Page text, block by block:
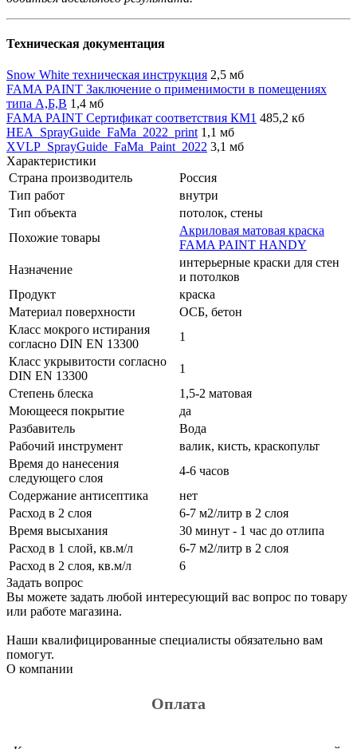
Техническая документация
Snow White техническая инструкция 2,5 мб
FAMA PAINT Заключение о применимости в помещениях
типа А,Б,В 1,4 мб
FAMA PAINT Сертификат соответствия КМ1 485,2 кб
HEA_SprayGuide_FaMa_2022_print 1,1 мб
XVLP_SprayGuide_FaMa_Paint_2022 3,1 мб
Характеристики
Страна производитель
Россия
Тип работ
внутри
Тип объекта
потолок, стены
Похожие товары
Акриловая матовая краска
FAMA PAINT HANDY
Назначение
интерьерные краски для стен
и потолков
Продукт
краска
Материал поверхности
ОСБ, бетон
Класс мокрого истирания
согласно DIN EN 13300
1
Класс укрывитости согласно
DIN EN 13300
1
Степень блеска
1,5-2 матовая
Моющееся покрытие
да
Разбавитель
Вода
Рабочий инструмент
валик, кисть, краскопульт
Время до нанесения
следующего слоя
4-6 часов
Содержание антисептика
нет
Расход в 2 слоя
6-7 м2/литр в 2 слоя
Время высыхания
30 минут - 1 час до отлипа
Расход в 1 слой, кв.м/л
6-7 м2/литр в 2 слоя
Расход в 2 слоя, кв.м/л
6
Задать вопрос
Вы можете задать любой интересующий вас вопрос по товару
или работе магазина.
Наши квалифицированные специалисты обязательно вам
помогут.
О компании
Оплата